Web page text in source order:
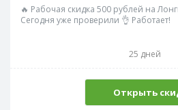
🔥 Рабочая скидка 500 рублей на
Сегодня уже проверили 👌 Работает!
25 дней
Открыть